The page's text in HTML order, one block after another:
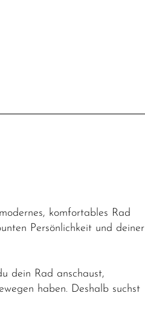
komfortables Rad
Persönlichkeit und deiner
dein Rad anschaust,
haben. Deshalb suchst